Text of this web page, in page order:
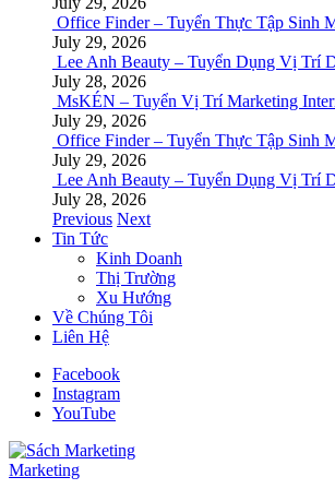
Office Finder – Tuyển Thực Tập Sinh
July 29, 2026
Lee Anh Beauty – Tuyển Dụng Vị Trí
July 28, 2026
MsKÉN – Tuyển Vị Trí Marketing
July 29, 2026
Office Finder – Tuyển Thực Tập Sinh
July 29, 2026
Lee Anh Beauty – Tuyển Dụng Vị Trí
July 28, 2026
Previous Next
Tin Tức
Kinh Doanh
Thị Trường
Xu Hướng
Về Chúng Tôi
Liên Hệ
Facebook
Instagram
YouTube
Marketing